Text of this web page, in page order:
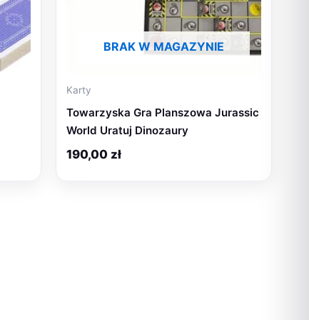
BRAK W MAGAZYNIE
Karty
Towarzyska Gra Planszowa Jurassic
World Uratuj Dinozaury
190,00 zł